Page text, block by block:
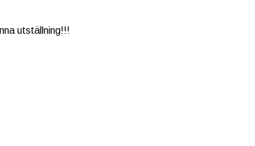
utställning!!!